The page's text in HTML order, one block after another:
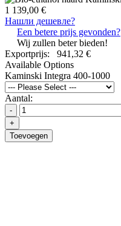
1 139,00 €
Нашли дешевле?
Een betere prijs gevonden?
Wij zullen beter bieden!
Exportprijs:
941,32 €
Available Options
Kaminski Integra 400-1000
Aantal:
-
+
Toevoegen